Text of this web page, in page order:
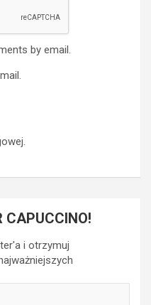
by email.
CAPUCCINO!
i otrzymuj